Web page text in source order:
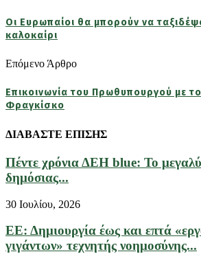
Οι Ευρωπαίοι θα μπορούν να
καλοκαίρι
Επόμενο Άρθρο
Επικοινωνία του Πρωθυπουργού με
Φραγκίσκο
ΔΙΑΒΑΣΤΕ ΕΠΙΣΗΣ
Πέντε χρόνια ΔΕΗ blue: Το
δημόσιας...
30 Ιουλίου, 2026
ΕΕ: Δημιουργία έως και επτά
γιγάντων» τεχνητής νοημοσύνης...